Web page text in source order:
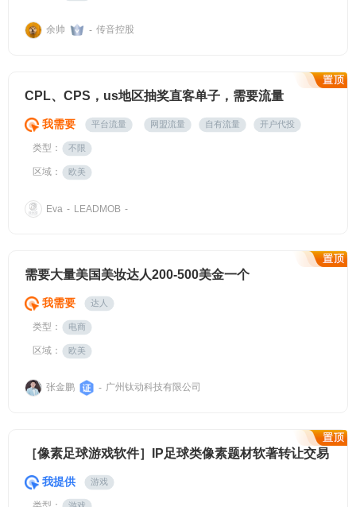
余帅 - 传音控股
CPL、CPS，us地区抽奖直客单子，需要流量
我需要 平台流量 网盟流量 自有流量 开户代投
类型： 不限
区域： 欧美
Eva - LEADMOB -
需要大量美国美妆达人200-500美金一个
我需要 达人
类型： 电商
区域： 欧美
张金鹏 - 广州钛动科技有限公司
［像素足球游戏软件］IP足球类像素题材软著转让交易
我提供 游戏